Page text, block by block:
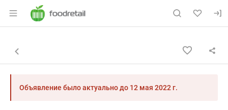
Раздел навигации по сайту
Объявление: Продам: печень
Навигация и управление объявлением
Назад к списку объявлений
Объявление было актуально до 12 мая 2022 г.